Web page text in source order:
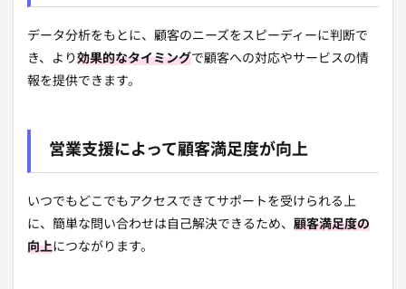
データ分析をもとに、顧客のニーズをスピーディーに判断で
き、より 効果的なタイミングで顧客への対応やサービスの情
報を提供できます。
営業支援によって顧客満足度が向上
いつでもどこでもアクセスできてサポートを受けられる上
に、簡単な問い合わせは自己解決できるため、 顧客満足度の
向上につながります。